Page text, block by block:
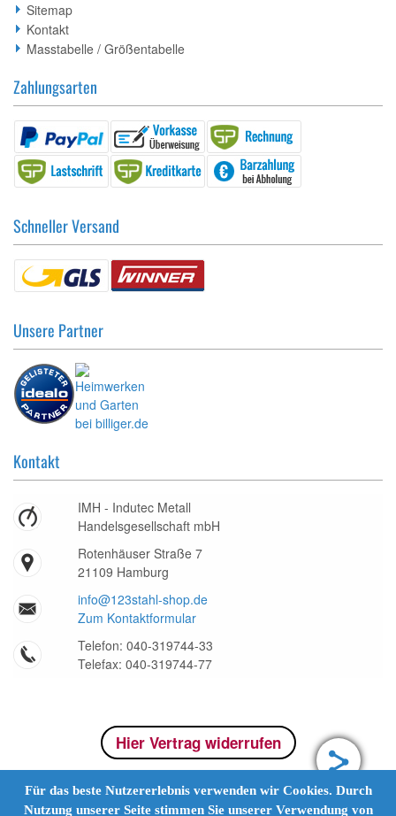
Für das beste Nutzererlebnis verwenden wir Cookies. Durch
Nutzung unserer Seite stimmen Sie unserer Verwendung von
Sitemap
Kontakt
Masstabelle / Größentabelle
Zahlungsarten
Schneller Versand
Unsere Partner
Kontakt
IMH - Indutec Metall
Handelsgesellschaft mbH
Rotenhäuser Straße 7
21109 Hamburg
info@123stahl-shop.de
Zum Kontaktformular
Telefon: 040-319744-33
Telefax: 040-319744-77
Hier Vertrag widerrufen